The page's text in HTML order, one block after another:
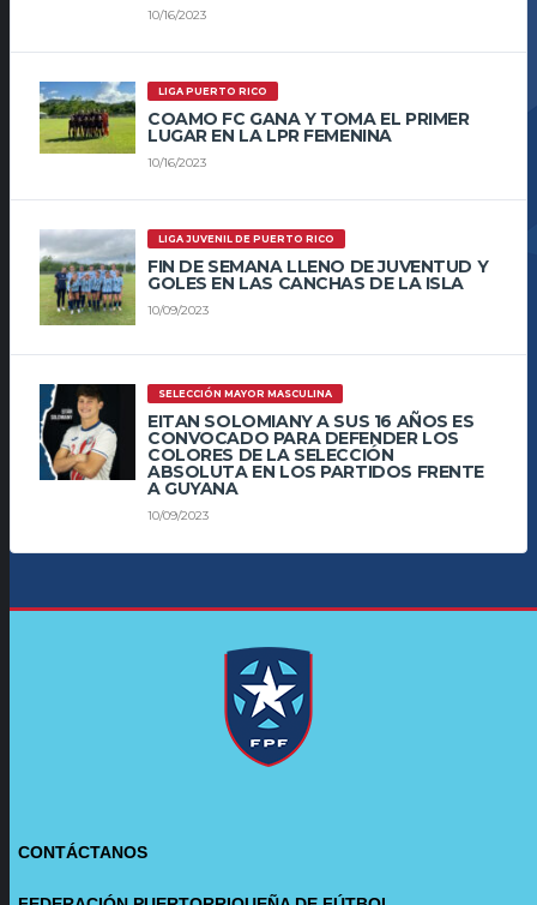
10/16/2023
LIGA PUERTO RICO
COAMO FC GANA Y TOMA EL PRIMER
LUGAR EN LA LPR FEMENINA
10/16/2023
LIGA JUVENIL DE PUERTO RICO
FIN DE SEMANA LLENO DE JUVENTUD Y
GOLES EN LAS CANCHAS DE LA ISLA
10/09/2023
SELECCIÓN MAYOR MASCULINA
EITAN SOLOMIANY A SUS 16 AÑOS ES
CONVOCADO PARA DEFENDER LOS
COLORES DE LA SELECCIÓN
ABSOLUTA EN LOS PARTIDOS FRENTE
A GUYANA
10/09/2023
CONTÁCTANOS